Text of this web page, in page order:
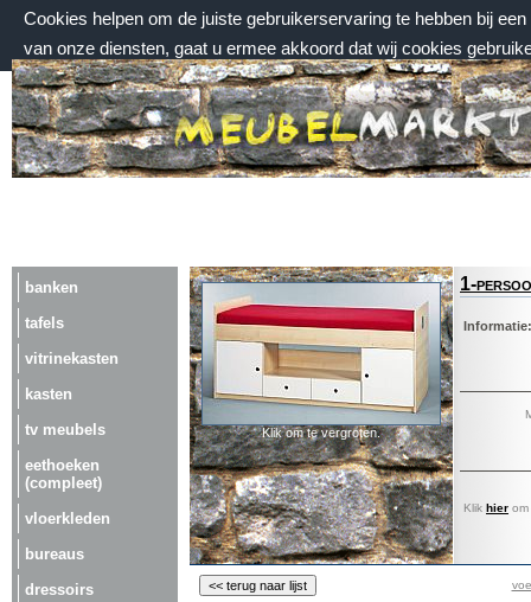
Cookies helpen om de juiste gebruikerservaring te hebben bij
van onze diensten, gaat u ermee akkoord dat wij cookies
vrijdag 7 augustus 2026, 13:54 uur
Welkom bij Meubelmarktplein.nl
banken
tafels
vitrinekasten
kasten
tv meubels
eethoeken
(compleet)
vloerkleden
bureaus
dressoirs
Klik om te vergroten.
1-
Informatie:
Klik hier